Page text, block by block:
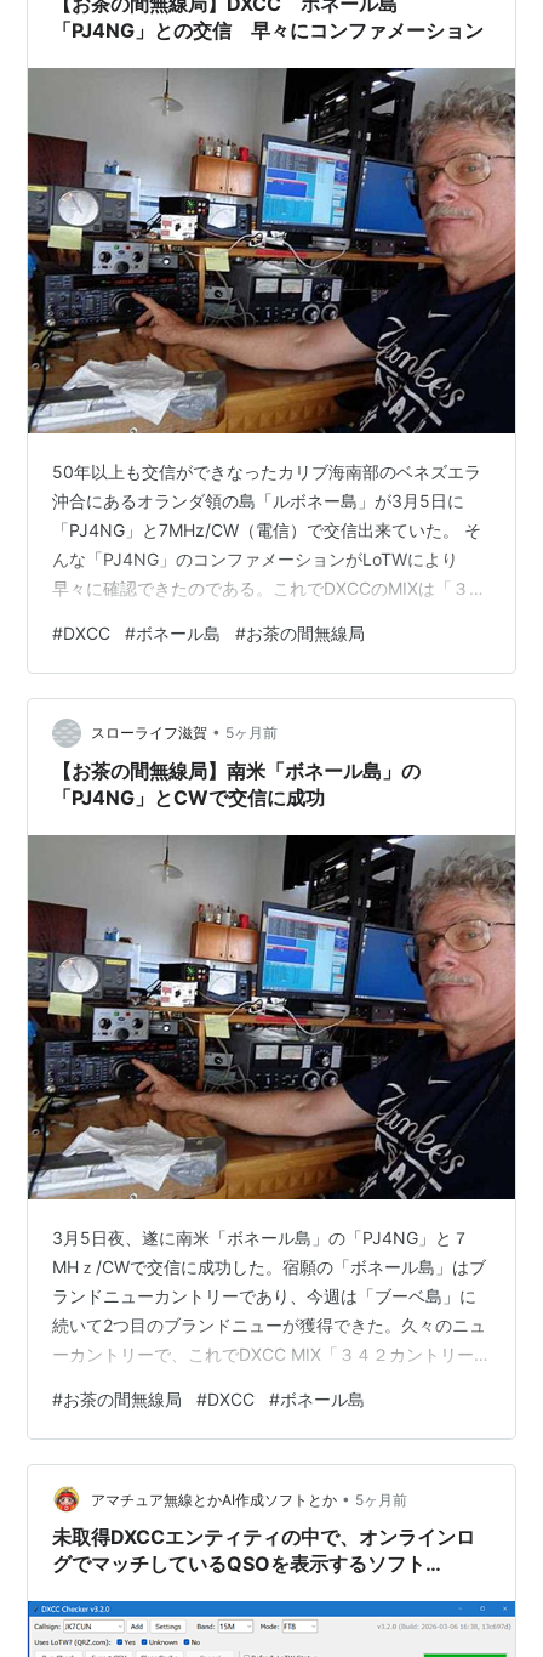
「PJ4NG」との交信 早々にコンファメーション
50年以上も交信ができなったカリブ海南部のベネズエラ
沖合にあるオランダ領の島「ルボネー島」が3月5日に
「PJ4NG」と7MHz/CW（電信）で交信出来ていた。 そ
んな「PJ4NG」のコンファメーションがLoTWにより
早々に確認できたのである。これでDXCCのMIXは「３４
人局で、PJ４GやPJ4Aでコンテストの運用に供され、好
成績を残しているようだ。ペンシルべニア州に住む
「K2NG」のセカンドハウスのようだ。 尚、嬉しいこと
に3月11日にも「PJ4/G4PVM」と24MHz/CWで立て続け
にボナイル島と交信出来ている。今月行われた「ブ…
#DXCC #ボネール島 #お茶の間無線局
スローライフ滋賀 • 5ヶ月前
【お茶の間無線局】南米「ボネール島」の
「PJ4NG」とCWで交信に成功
3月5日夜、遂に南米「ボネール島」の「PJ4NG」と７
MHｚ/CWで交信に成功した。宿願の「ボネール島」はブ
ランドニューカントリーであり、今週は「ブーベ島」に
続いて2つ目のブランドニューが獲得できた。久々のニュ
ーカントリーで、これでDXCC MIX「３４２カントリー
リー数は残り「１７カントリー」となった。しかし、
DXCCオーナーロール入りの条件である「現行のカントリ
ー数マイナス９カントリー」にはまだまだ届かない。常
置局や日常的に運用が期待されるカントリーがあるので
今回のようにコツコツと交信を積み重ねるしかない。今
月3月は19日～31…
#お茶の間無線局 #DXCC #ボネール島
アマチュア無線とかAI作成ソフトとか • 5ヶ月前
未取得DXCCエンティティの中で、オンラインロ
グでマッチしているQSOを表示するソフト